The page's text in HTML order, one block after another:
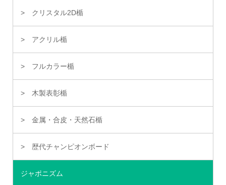
クリスタル2D楯
アクリル楯
フルカラー楯
木製表彰楯
金属・合皮・天然石楯
歴代チャンピオンボード
ジャポニズム